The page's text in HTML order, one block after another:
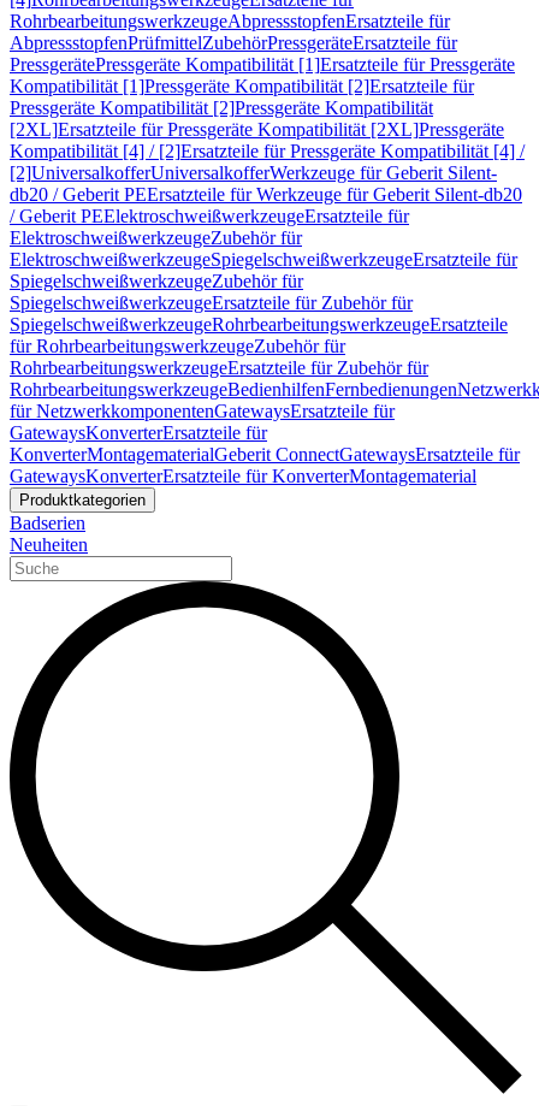
RohrbearbeitungswerkzeugeAbpressstopfenErsatzteile für
AbpressstopfenPrüfmittelZubehörPressgeräteErsatzteile für
PressgerätePressgeräte Kompatibilität [1]Ersatzteile für Pressgeräte
Kompatibilität [1]Pressgeräte Kompatibilität [2]Ersatzteile für
Pressgeräte Kompatibilität [2]Pressgeräte Kompatibilität
[2XL]Ersatzteile für Pressgeräte Kompatibilität [2XL]Pressgeräte
Kompatibilität [4] / [2]Ersatzteile für Pressgeräte Kompatibilität [4] /
[2]UniversalkofferUniversalkofferWerkzeuge für Geberit Silent-
db20 / Geberit PEErsatzteile für Werkzeuge für Geberit Silent-db20
/ Geberit PEElektroschweißwerkzeugeErsatzteile für
ElektroschweißwerkzeugeZubehör für
ElektroschweißwerkzeugeSpiegelschweißwerkzeugeErsatzteile für
SpiegelschweißwerkzeugeZubehör für
SpiegelschweißwerkzeugeErsatzteile für Zubehör für
SpiegelschweißwerkzeugeRohrbearbeitungswerkzeugeErsatzteile
für RohrbearbeitungswerkzeugeZubehör für
RohrbearbeitungswerkzeugeErsatzteile für Zubehör für
RohrbearbeitungswerkzeugeBedienhilfenFernbedienungen
für NetzwerkkomponentenGatewaysErsatzteile für
GatewaysKonverterErsatzteile für
KonverterMontagematerialGeberit ConnectGatewaysErsatzteile für
GatewaysKonverterErsatzteile für KonverterMontagematerial
Produktkategorien
Badserien
Neuheiten